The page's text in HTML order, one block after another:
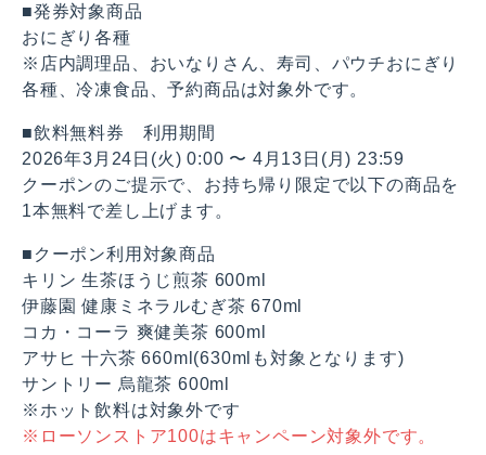
■発券対象商品
おにぎり各種
※店内調理品、おいなりさん、寿司、パウチおにぎり
各種、冷凍食品、予約商品は対象外です。
■飲料無料券 利用期間
2026年3月24日(火) 0:00 〜 4月13日(月) 23:59
クーポンのご提示で、お持ち帰り限定で以下の商品を
1本無料で差し上げます。
■クーポン利用対象商品
キリン 生茶ほうじ煎茶 600ml
伊藤園 健康ミネラルむぎ茶 670ml
コカ・コーラ 爽健美茶 600ml
アサヒ 十六茶 660ml(630mlも対象となります)
サントリー 烏龍茶 600ml
※ホット飲料は対象外です
※ローソンストア100はキャンペーン対象外です。